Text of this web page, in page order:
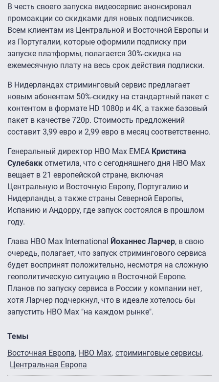
В честь своего запуска видеосервис анонсировал
промоакции со скидками для новых подписчиков.
Всем клиентам из Центральной и Восточной Европы и
из Португалии, которые оформили подписку при
запуске платформы, полагается 30%-скидка на
ежемесячную плату на весь срок действия подписки.
В Нидерландах стриминговый сервис предлагает
новым абонентам 50%-скидку на стандартный пакет с
контентом в формате HD 1080p и 4K, а также базовый
пакет в качестве 720p. Стоимость предложений
составит 3,99 евро и 2,99 евро в месяц соответственно.
Генеральный директор HBO Max EMEA Кристина
Сулебакк отметила, что с сегодняшнего дня HBO Max
вещает в 21 европейской стране, включая
Центральную и Восточную Европу, Португалию и
Нидерланды, а также страны Северной Европы,
Испанию и Андорру, где запуск состоялся в прошлом
году.
Глава HBO Max International Йоханнес Ларчер, в свою
очередь, полагает, что запуск стримингового сервиса
будет воспринят положительно, несмотря на сложную
геополитическую ситуацию в Восточной Европе.
Планов по запуску сервиса в России у компании нет,
хотя Ларчер подчеркнул, что в идеале хотелось бы
запустить HBO Max "на каждом рынке".
Темы
Восточная Европа HBO Max стриминговые сервисы
Центральная Европа